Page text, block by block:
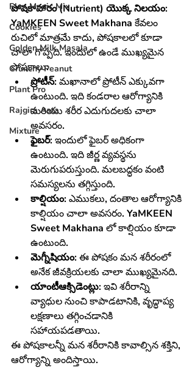
Flax Magic Mix
Cookies
Golden Milk Masala
Crunchy Peanut
Plant Pro
Rajgira Aata
Mixture
పోషకాహారం (Nutrient) యొక్క నిలయం:
YaMKEEN Sweet Makhana కేవలం
రుచిలో మాత్రమే కాదు, పోషకాలలో కూడా
చాలా గొప్పది. ఇందులో ఉండే ముఖ్యమైన
పోషకాలు:
ప్రోటీన్: మఖానాలో ప్రోటీన్ ఎక్కువగా
ఉంటుంది. ఇది కండరాల ఆరోగ్యానికి
మరియు శరీర ఎదుగుదలకు చాలా
అవసరం.
ఫైబర్: ఇందులో ఫైబర్ అధికంగా
ఉంటుంది. ఇది జీర్ణ వ్యవస్థను
మెరుగుపరుస్తుంది. మలబద్ధకం వంటి
సమస్యలను తగ్గిస్తుంది.
కాల్షియం: ఎముకలు, దంతాల ఆరోగ్యానికి
కాల్షియం చాలా అవసరం. YaMKEEN
Sweet Makhana లో కాల్షియం కూడా
ఉంటుంది.
మెగ్నీషియం: ఈ పోషకం మన శరీరంలో
అనేక జీవక్రియలకు చాలా ముఖ్యమైనది.
యాంటీఆక్సిడెంట్లు: ఇవి శరీరాన్ని
వ్యాధుల నుంచి కాపాడటానికి, వృద్ధాప్య
లక్షణాలు తగ్గించడానికి
సహాయపడతాయి.
ఈ పోషకాలన్నీ మన శరీరానికి కావాల్సిన శక్తిని,
ఆరోగ్యాన్ని అందిస్తాయి.